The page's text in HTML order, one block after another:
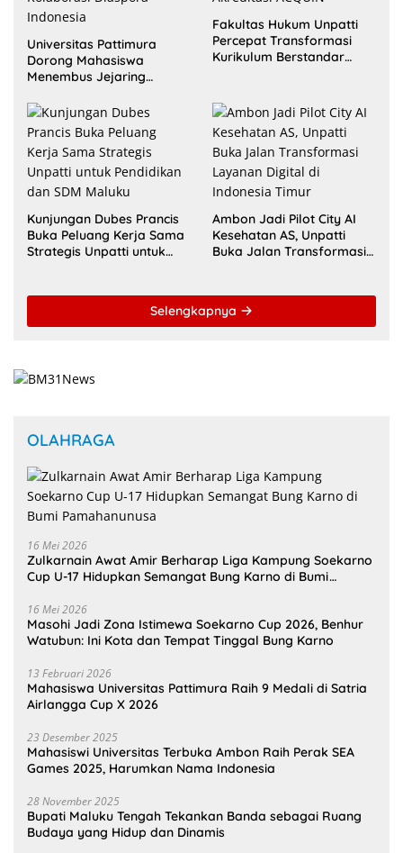
Universitas Pattimura
Dorong Mahasiswa
Menembus Jejaring
Kolaborasi Diaspora
Indonesia
Fakultas Hukum Unpatti
Percepat Transformasi
Kurikulum Berstandar
Kunjungan Dubes Prancis
Buka Peluang Kerja Sama
Strategis Unpatti untuk
Ambon Jadi Pilot City AI
Kesehatan AS, Unpatti
Buka Jalan Transformasi
Selengkapnya
OLAHRAGA
16 Mei 2026
Zulkarnain Awat Amir Berharap Liga Kampung Soekarno
Cup U-17 Hidupkan Semangat Bung Karno di Bumi
16 Mei 2026
Masohi Jadi Zona Istimewa Soekarno Cup 2026, Benhur
Watubun: Ini Kota dan Tempat Tinggal Bung Karno
13 Februari 2026
Mahasiswa Universitas Pattimura Raih 9 Medali di Satria
Airlangga Cup X 2026
23 Desember 2025
Mahasiswi Universitas Terbuka Ambon Raih Perak SEA
Games 2025, Harumkan Nama Indonesia
28 November 2025
Bupati Maluku Tengah Tekankan Banda sebagai Ruang
Budaya yang Hidup dan Dinamis